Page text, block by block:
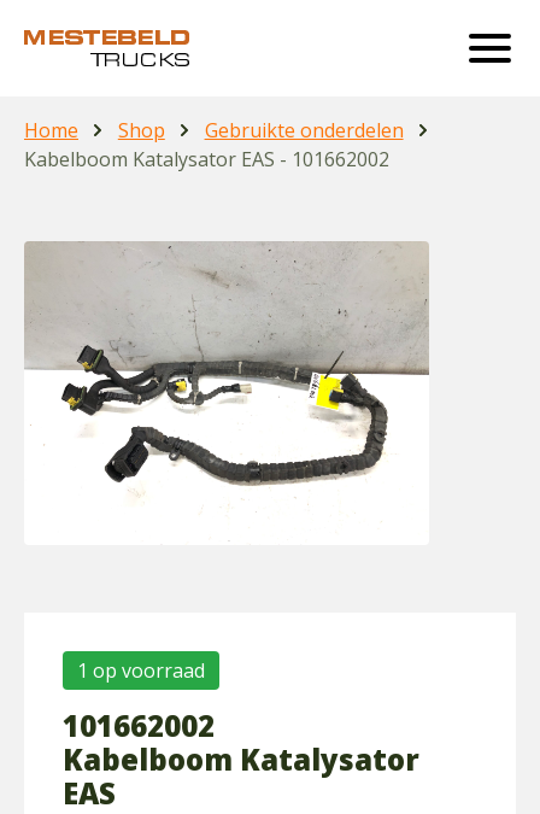
Home Shop
Gebruikte onderdelen
Kabelboom Katalysator EAS - 101662002
1 op voorraad
101662002
Kabelboom Katalysator
EAS